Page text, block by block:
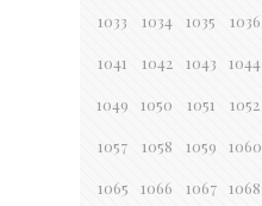
1033 1034 1035 1036
1041 1042 1043 1044
1049 1050 1051 1052
1057 1058 1059 1060
1065 1066 1067 1068